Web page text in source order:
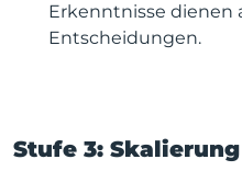
Erkenntnisse dienen
Entscheidungen.
Stufe 3: